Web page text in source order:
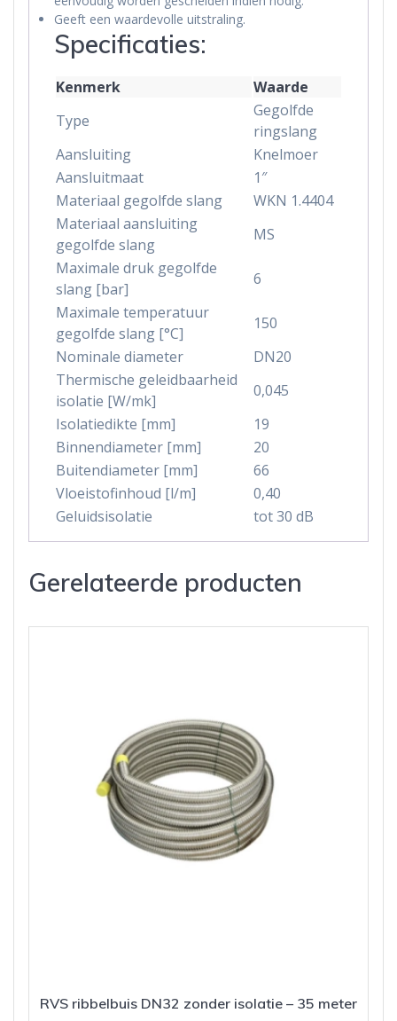
Geeft een waardevolle uitstraling.
Specificaties:
Kenmerk
Waarde
Type
Gegolfde
ringslang
Aansluiting
Knelmoer
Aansluitmaat
1″
Materiaal gegolfde slang
WKN 1.4404
Materiaal aansluiting
gegolfde slang
MS
Maximale druk gegolfde
slang [bar]
6
Maximale temperatuur
gegolfde slang [°C]
150
Nominale diameter
DN20
Thermische geleidbaarheid
isolatie [W/mk]
0,045
Isolatiedikte [mm]
19
Binnendiameter [mm]
20
Buitendiameter [mm]
66
Vloeistofinhoud [l/m]
0,40
Geluidsisolatie
tot 30 dB
Gerelateerde producten
RVS ribbelbuis DN32 zonder isolatie – 35 meter